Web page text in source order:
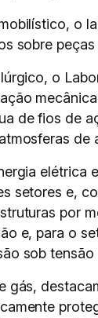
o
sobre peças
o
de fios de
de
elétrica
setores e,
por
e, para o
sob
gás,